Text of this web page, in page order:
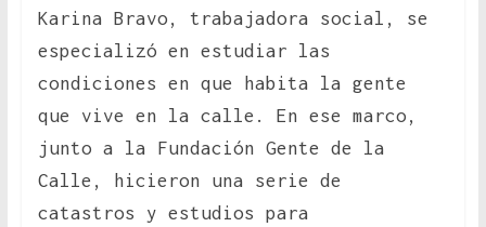
Karina Bravo, trabajadora social, se
especializó en estudiar las
condiciones en que habita la gente
que vive en la calle. En ese marco,
junto a la Fundación Gente de la
Calle, hicieron una serie de
catastros y estudios para